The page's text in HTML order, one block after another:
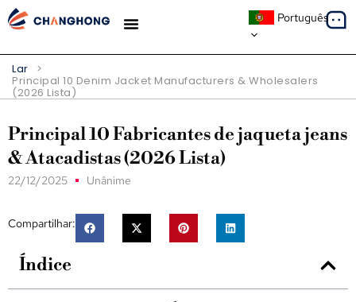
Português
Lar >
Principal 10 Denim Jacket Manufacturers & Wholesalers
(2026 Lista)
Principal 10 Fabricantes de jaqueta jeans
& Atacadistas (2026 Lista)
22/12/2025 Unânime
Compartilhar:
Índice